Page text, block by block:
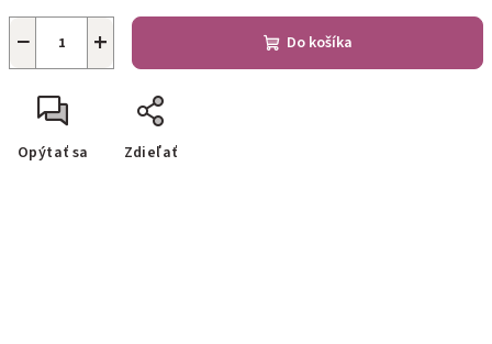
+
− Do košíka
Opýtať sa Zdieľať